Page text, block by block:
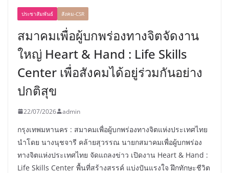
ประชาสัมพันธ์ สังคม-CSR
สมาคมเพื่อผู้บกพร่องทางจิตจัดงาน
ใหญ่ Heart & Hand : Life Skills
Center เพื่อสังคมได้อยู่ร่วมกันอย่าง
ปกติสุข
22/07/2026 admin
กรุงเทพมหานคร : สมาคมเพื่อผู้บกพร่องทางจิตแห่งประเทศไทย
นำโดย นางนุชจารี คล้ายสุวรรณ นายกสมาคมเพื่อผู้บกพร่อง
ทางจิตแห่งประเทศไทย จัดแถลงข่าว เปิดงาน Heart & Hand :
Life Skills Center พื้นที่สร้างสรรค์ แบ่งปันแรงใจ ฝึกทักษะชีวิต